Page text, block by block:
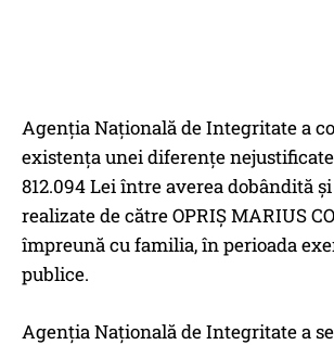
Agenția Națională de Integritate a
existența unei diferențe
812.094 Lei între averea dobândită
realizate de către OPRIȘ MARIUS
împreună cu familia, în perioada
publice.
Agenția Națională de Integritate a